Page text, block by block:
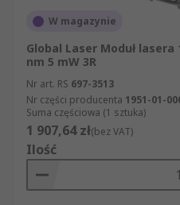
W magazynie
Global Laser Moduł lasera
nm 5 mW 3R
Nr art. RS 697-3513
Nr części producenta 1951-01-
Suma częściowa (1 sztuka)
1 907,64 zł(bez VAT)
Ilość